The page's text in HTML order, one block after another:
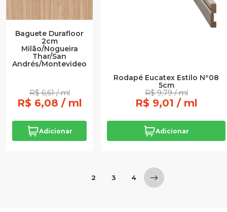
Baguete Durafloor
2cm
Milão/Nogueira
Thar/San
Andrés/Montevideo
R$ 6,61 / ml
R$ 6,08 / ml
Adicionar
Rodapé Eucatex Estilo Nº08
5cm
R$ 9,79 / ml
R$ 9,01 / ml
Adicionar
2 3 4